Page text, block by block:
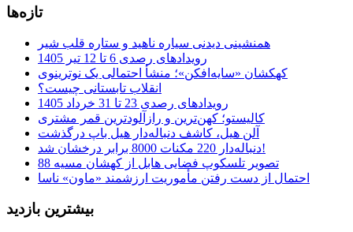
تازه‌ها
همنشینی دیدنی سیاره ناهید و ستاره قلب شیر
رویدادهای رصدی 6 تا 12 تیر 1405
کهکشان «سایه‌افکن»؛ منشأ احتمالی یک نوترینوی
انقلاب تابستانی چیست؟
رویدادهای رصدی 23 تا 31 خرداد 1405
کالیستو؛ کهن‌ترین و رازآلودترین قمر مشتری
آلن هیل، کاشف دنباله‌دار هیل باپ درگذشت
دنباله‌دار 220 مکنات 8000 برابر درخشان شد!
تصویر تلسکوپ فضایی هابل از کهشان مسیه 88
احتمال از دست رفتن مأموریت ارزشمند «ماون» ناسا
بیشترین بازدید